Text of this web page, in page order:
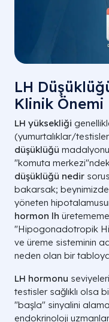
LH
Klinik Önemi
LH yüksekliği
(yumurtalıklar/
düşüklüğü
"komuta
düşüklüğü nedir
bakarsak;
yöneten
hormon lh
"Hipogonadotropik
ve üreme sisteminin
neden olan bir
LH hormonu
testisler sağlıklı olsa
"başla" sinyalini
endokrinoloji